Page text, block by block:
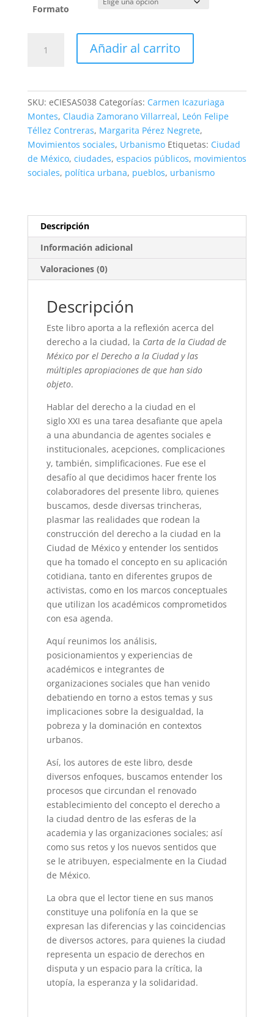
Formato
cantidad
Añadir al carrito
SKU: eCIESAS038 Categorías: Carmen Icazuriaga
Montes, Claudia Zamorano Villarreal, León Felipe
Téllez Contreras, Margarita Pérez Negrete,
Movimientos sociales, Urbanismo Etiquetas: Ciudad
de México, ciudades, espacios públicos, movimientos
sociales, política urbana, pueblos, urbanismo
Descripción
Información adicional
Valoraciones (0)
Descripción
Este libro aporta a la reflexión acerca del
derecho a la ciudad, la Carta de la Ciudad de
México por el Derecho a la Ciudad y las
múltiples apropiaciones de que han sido
objeto.
Hablar del derecho a la ciudad en el
siglo XXI es una tarea desafiante que apela
a una abundancia de agentes sociales e
institucionales, acepciones, complicaciones
y, también, simplificaciones. Fue ese el
desafío al que decidimos hacer frente los
colaboradores del presente libro, quienes
buscamos, desde diversas trincheras,
plasmar las realidades que rodean la
construcción del derecho a la ciudad en la
Ciudad de México y entender los sentidos
que ha tomado el concepto en su aplicación
cotidiana, tanto en diferentes grupos de
activistas, como en los marcos conceptuales
que utilizan los académicos comprometidos
con esa agenda.
Aquí reunimos los análisis,
posicionamientos y experiencias de
académicos e integrantes de
organizaciones sociales que han venido
debatiendo en torno a estos temas y sus
implicaciones sobre la desigualdad, la
pobreza y la dominación en contextos
urbanos.
Así, los autores de este libro, desde
diversos enfoques, buscamos entender los
procesos que circundan el renovado
establecimiento del concepto el derecho a
la ciudad dentro de las esferas de la
academia y las organizaciones sociales; así
como sus retos y los nuevos sentidos que
se le atribuyen, especialmente en la Ciudad
de México.
La obra que el lector tiene en sus manos
constituye una polifonía en la que se
expresan las diferencias y las coincidencias
de diversos actores, para quienes la ciudad
representa un espacio de derechos en
disputa y un espacio para la crítica, la
utopía, la esperanza y la solidaridad.